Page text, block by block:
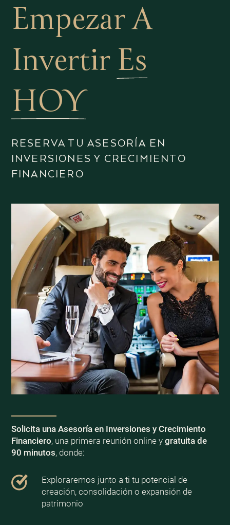
Empezar A
Invertir Es
HOY
RESERVA TU ASESORÍA EN
INVERSIONES Y CRECIMIENTO
FINANCIERO
Solicita una Asesoría en Inversiones y Crecimiento
Financiero, una primera reunión online y gratuita de
90 minutos, donde:
Exploraremos junto a ti tu potencial de
creación, consolidación o expansión de
patrimonio